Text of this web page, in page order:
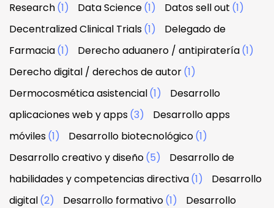
Research(1) Data Science(1) Datos sell out (1)
Decentralized Clinical Trials(1)
Delegado de
Farmacia(1) Derecho aduanero / antipiratería(1)
Derecho digital / derechos de autor(1)
Dermocosmética asistencial(1)
Desarrollo
aplicaciones web y apps(3)
Desarrollo apps
móviles(1) Desarrollo biotecnológico(1)
Desarrollo creativo y diseño(5)
Desarrollo de
habilidades y competencias directiva(1)
Desarrollo
digital(2) Desarrollo formativo(1)
Desarrollo